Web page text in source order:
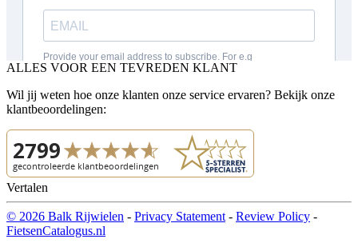
ALLES VOOR EEN TEVREDEN KLANT
Wil jij weten hoe onze klanten onze service ervaren? Bekijk onze
klantbeoordelingen:
Vertalen
© 2026 Balk Rijwielen - Privacy Statement - Review Policy -
FietsenCatalogus.nl